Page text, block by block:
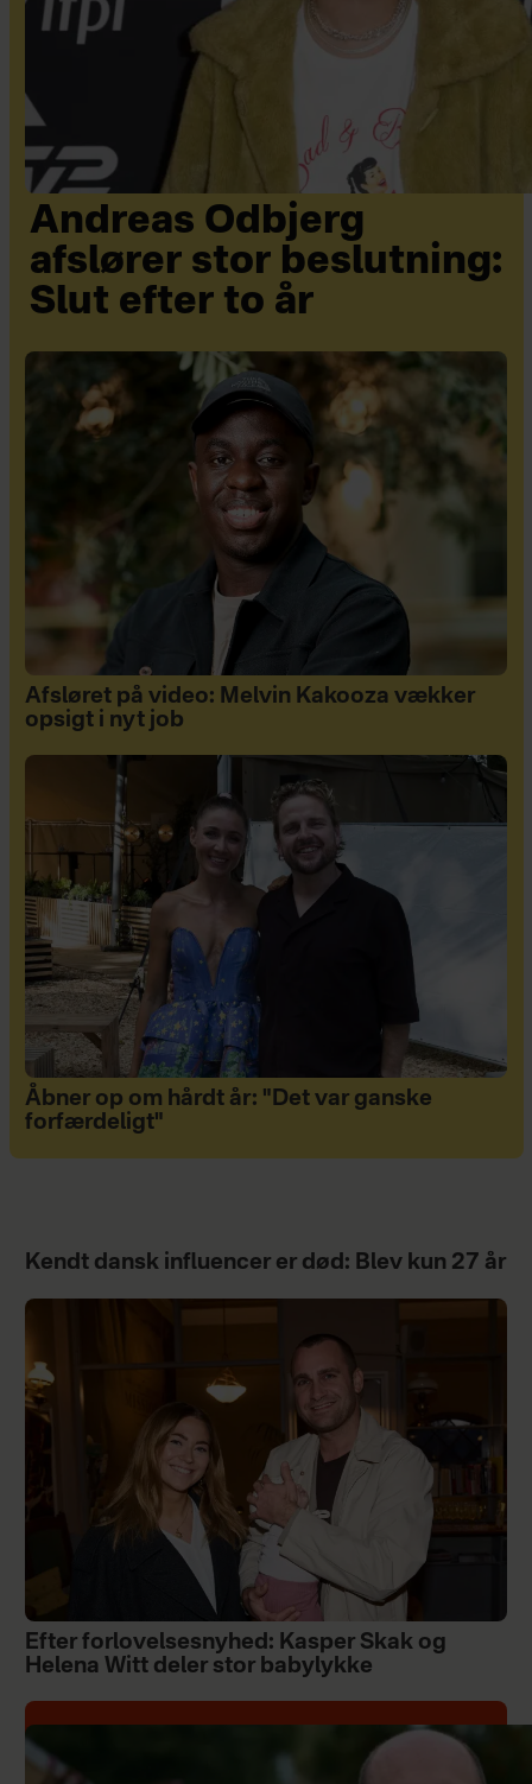
Andreas Odbjerg
afslører stor beslutning:
Slut efter to år
Afsløret på video: Melvin Kakooza vækker
opsigt i nyt job
Åbner op om hårdt år: "Det var ganske
forfærdeligt"
Kendt dansk influencer er død: Blev kun 27 år
Efter forlovelsesnyhed: Kasper Skak og
Helena Witt deler stor babylykke